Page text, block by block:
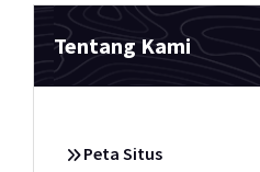
Tentang Kami
Peta Situs